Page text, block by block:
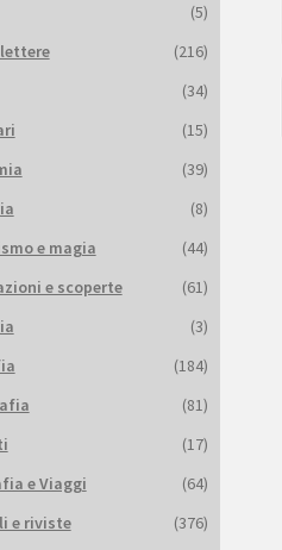
(5)
(216)
(34)
(15)
(39)
(8)
e magia
(44)
e scoperte
(61)
(3)
(184)
(81)
(17)
e Viaggi
(64)
e riviste
(376)